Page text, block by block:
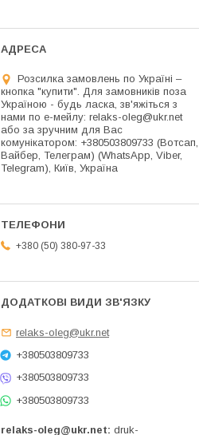
Розсилка замовлень по Україні –
кнопка "купити". Для замовників поза
Україною - будь ласка, зв'яжіться з
нами по е-мейлу: relaks-oleg@ukr.net
або за зручним для Вас
комунікатором: +380503809733 (Вотсап,
Вайбер, Телеграм) (WhatsApp, Viber,
Telegram), Київ, Україна
+380 (50) 380-97-33
relaks-oleg@ukr.net
+380503809733
+380503809733
+380503809733
relaks-oleg@ukr.net druk-